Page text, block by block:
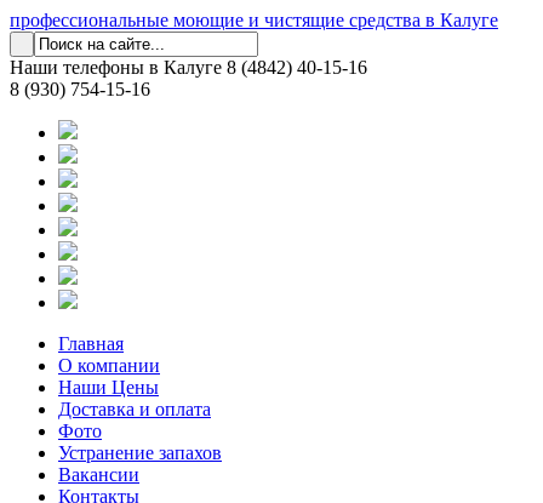
профессиональные моющие и чистящие средства в Калуге
Наши телефоны в Калуге 8 (4842) 40-15-16
8 (930) 754-15-16
Главная
О компании
Наши Цены
Доставка и оплата
Фото
Устранение запахов
Вакансии
Контакты